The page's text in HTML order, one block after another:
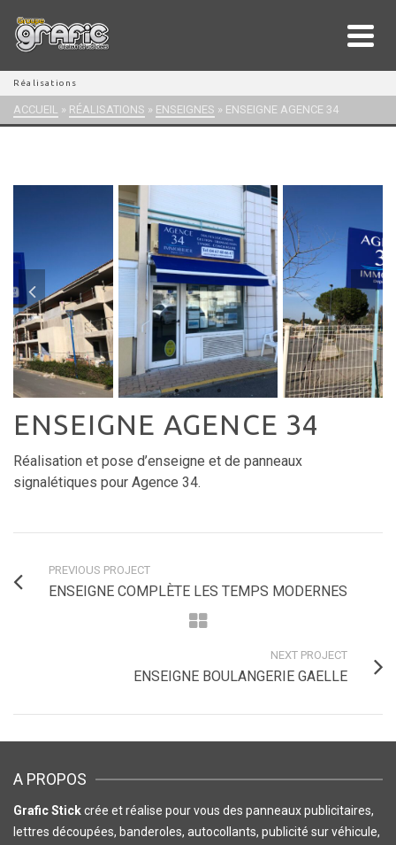
Réalisations
ACCUEIL » RÉALISATIONS » ENSEIGNES » ENSEIGNE AGENCE 34
ENSEIGNE AGENCE 34
Réalisation et pose d’enseigne et de panneaux
signalétiques pour Agence 34.
PREVIOUS PROJECT
ENSEIGNE COMPLÈTE LES TEMPS MODERNES
NEXT PROJECT
ENSEIGNE BOULANGERIE GAELLE
A PROPOS
Grafic Stickcrée et réalise pour vous des panneaux publicitaires,
lettres découpées, banderoles, autocollants, publicité sur véhicule,